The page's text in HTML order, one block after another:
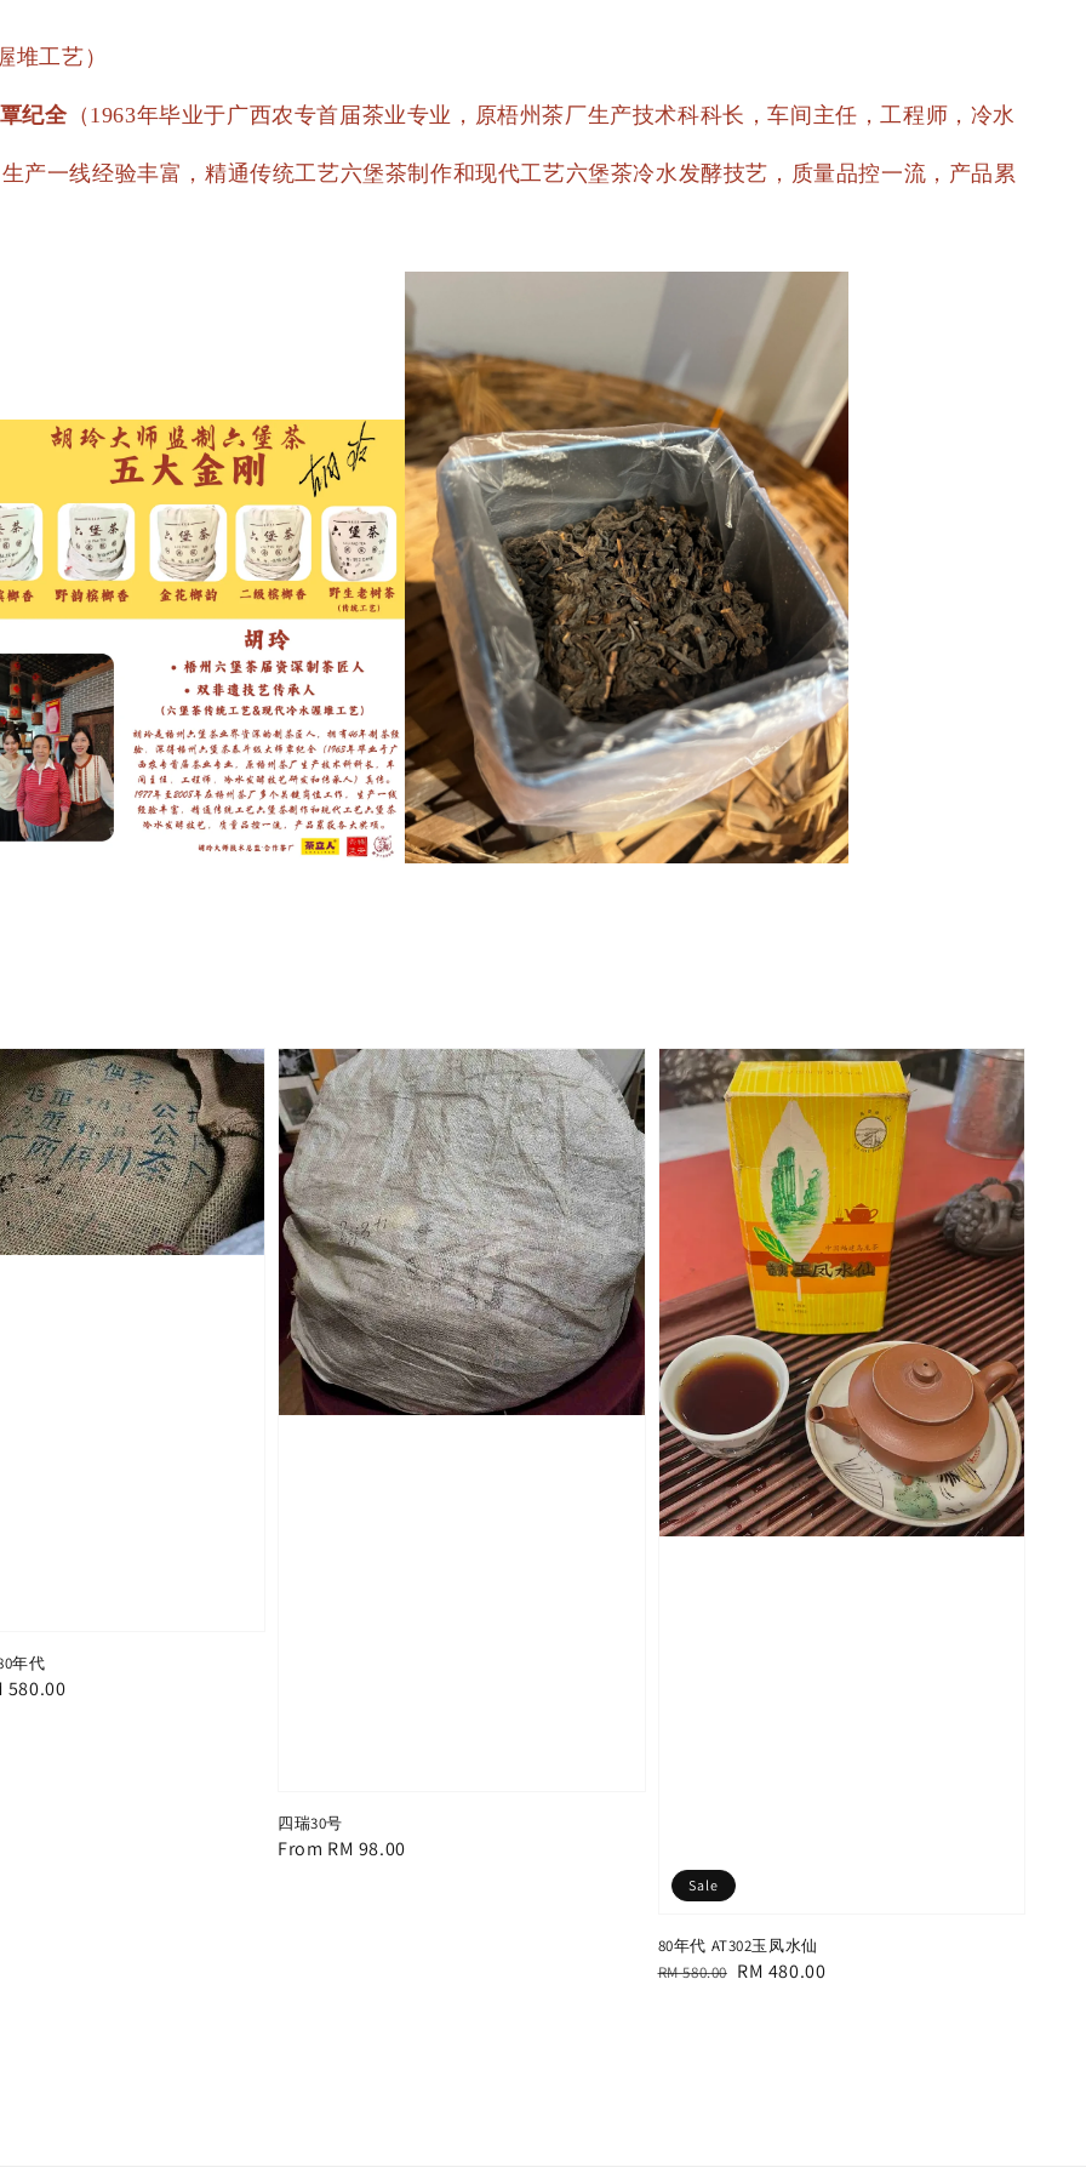
堆工艺）
纪全（1963年毕业于广西农专首届茶业专业，原梧州茶厂生产技术科科长，车间主任，工程师，冷水
产一线经验丰富，精通传统工艺六堡茶制作和现代工艺六堡茶冷水发酵技艺，质量品控一流，产品累
年代
580.00
四瑞30号
Regular
From RM 98.00
Sale
80年代 AT302玉凤水仙
Regular
RM 580.00 Sale
RM 480.00